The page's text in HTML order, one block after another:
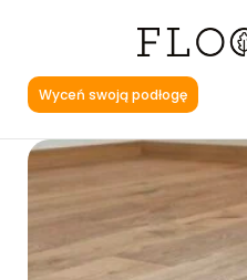
Wyceń swoją podłogę